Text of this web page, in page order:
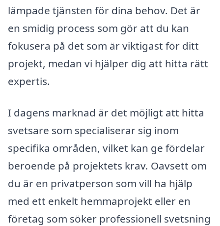
lämpade tjänsten för dina behov. Det är
en smidig process som gör att du kan
fokusera på det som är viktigast för ditt
projekt, medan vi hjälper dig att hitta rätt
expertis.
I dagens marknad är det möjligt att hitta
svetsare som specialiserar sig inom
specifika områden, vilket kan ge fördelar
beroende på projektets krav. Oavsett om
du är en privatperson som vill ha hjälp
med ett enkelt hemmaprojekt eller en
företag som söker professionell svetsning